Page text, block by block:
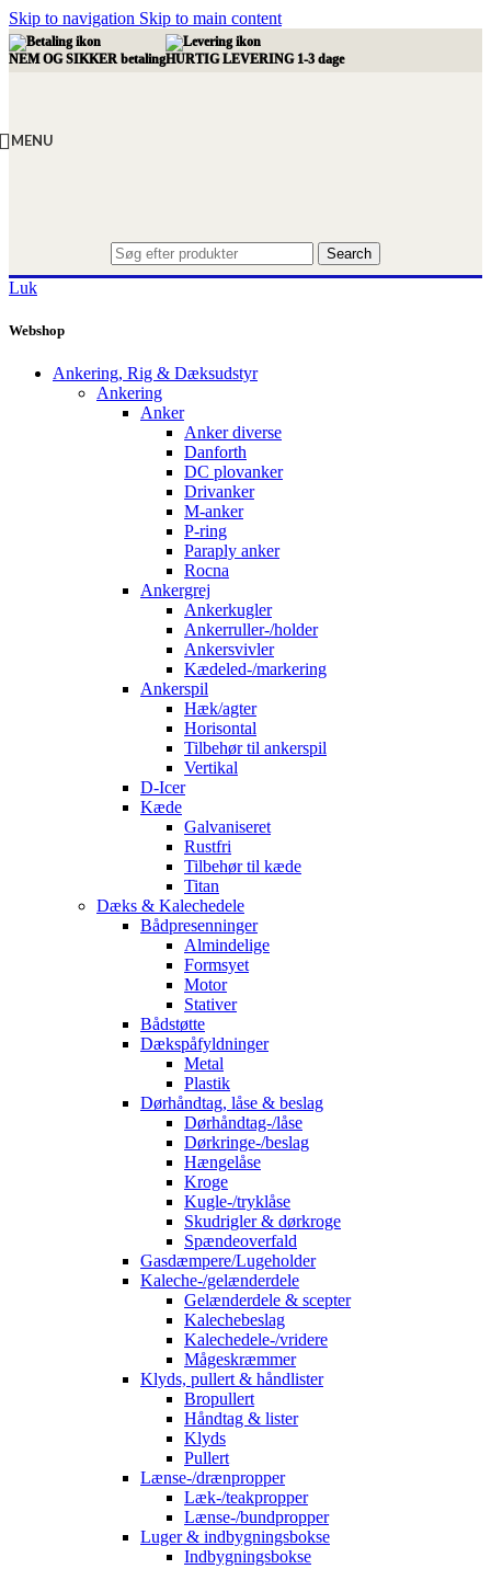
Skip to navigation Skip to main content
NEM OG SIKKER betalingHURTIG LEVERING 1-3 dage
MENU
Search
Luk
Webshop
Ankering, Rig & Dæksudstyr
Ankering
Anker
Anker diverse
Danforth
DC plovanker
Drivanker
M-anker
P-ring
Paraply anker
Rocna
Ankergrej
Ankerkugler
Ankerruller-/holder
Ankersvivler
Kædeled-/markering
Ankerspil
Hæk/agter
Horisontal
Tilbehør til ankerspil
Vertikal
D-Icer
Kæde
Galvaniseret
Rustfri
Tilbehør til kæde
Titan
Dæks & Kalechedele
Bådpresenninger
Almindelige
Formsyet
Motor
Stativer
Bådstøtte
Dækspåfyldninger
Metal
Plastik
Dørhåndtag, låse & beslag
Dørhåndtag-/låse
Dørkringe-/beslag
Hængelåse
Kroge
Kugle-/tryklåse
Skudrigler & dørkroge
Spændeoverfald
Gasdæmpere/Lugeholder
Kaleche-/gelænderdele
Gelænderdele & scepter
Kalechebeslag
Kalechedele-/vridere
Mågeskræmmer
Klyds, pullert & håndlister
Bropullert
Håndtag & lister
Klyds
Pullert
Lænse-/drænpropper
Læk-/teakpropper
Lænse-/bundpropper
Luger & indbygningsbokse
Indbygningsbokse